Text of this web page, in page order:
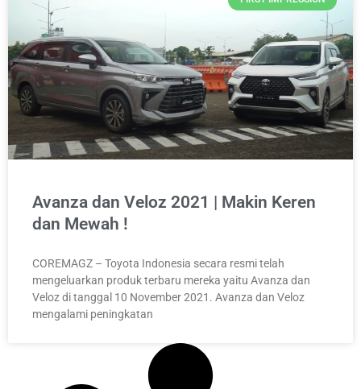
Avanza dan Veloz 2021 | Makin Keren
dan Mewah !
COREMAGZ – Toyota Indonesia secara resmi telah
mengeluarkan produk terbaru mereka yaitu Avanza dan
Veloz di tanggal 10 November 2021. Avanza dan Veloz
mengalami peningkatan